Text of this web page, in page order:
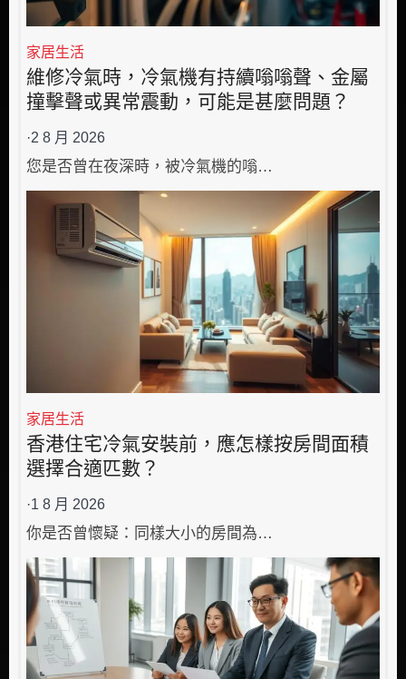
家居生活
維修冷氣時，冷氣機有持續嗡嗡聲、金屬
撞擊聲或異常震動，可能是甚麼問題？
·2 8 月 2026
您是否曾在夜深時，被冷氣機的嗡…
家居生活
香港住宅冷氣安裝前，應怎樣按房間面積
選擇合適匹數？
·1 8 月 2026
你是否曾懷疑：同樣大小的房間為…